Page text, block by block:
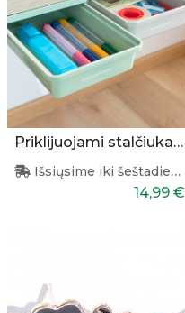
Priklijuojami stalčiukai 2 vnt.
Išsiųsime iki šeštadienio
14,99 €